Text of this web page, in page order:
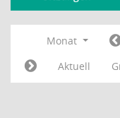
Monat
Aktuell